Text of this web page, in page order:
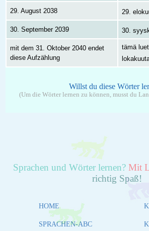
29. August 2038 29.
30. September 2039 30.
mit dem 31. Oktober 2040 endet
diese Aufzählung
tämä
Willst du diese Wörter
(Um die Wörter lernen zu können, musst du
Sprachen und Wörter lernen? Mit
richtig Spaß!
HOME
SPRACHEN-ABC